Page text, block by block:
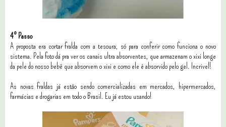
4º Passo
A proposta era cortar fralda com a tesoura, só para conferir como funciona o novo
sistema. Pela foto dá pra ver os canais ultra absorventes, que armazenam o xixi longe
da pele do nosso bebê que absorvem o xixi e como ele é absorvido pelo gel. Incrivel!
As novas fraldas já estão sendo comercializadas em mercados, hipermercados,
farmácias e drogarias em todo o Brasil. Eu já estou usando!